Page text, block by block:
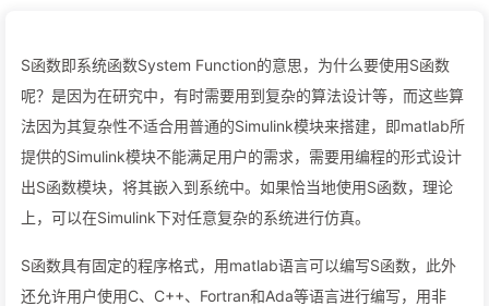
S函数即系统函数System Function的意思，为什么要使用S函数
呢？是因为在研究中，有时需要用到复杂的算法设计等，而这些算
法因为其复杂性不适合用普通的Simulink模块来搭建，即matlab所
提供的Simulink模块不能满足用户的需求，需要用编程的形式设计
出S函数模块，将其嵌入到系统中。如果恰当地使用S函数，理论
上，可以在Simulink下对任意复杂的系统进行仿真。
S函数具有固定的程序格式，用matlab语言可以编写S函数，此外
还允许用户使用C、C++、Fortran和Ada等语言进行编写，用非